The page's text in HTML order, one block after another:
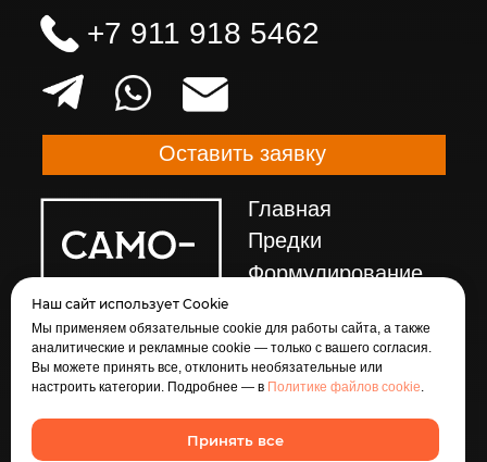
Наш сайт использует Cookie
Мы применяем обязательные cookie для работы сайта, а также
аналитические и рекламные cookie — только с вашего согласия.
Вы можете принять все, отклонить необязательные или
настроить категории. Подробнее — в Политике файлов cookie
Принять все